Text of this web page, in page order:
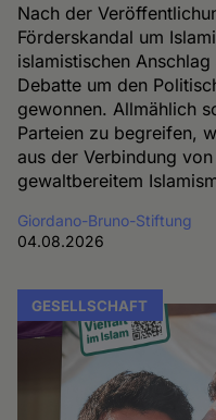
Nach der
Förderskandal um
islamistischen
Debatte um den
gewonnen. Allmählich
Parteien zu begreifen,
aus der Verbindung
gewaltbereitem
Giordano-Bruno-Stiftung
04.08.2026
GESELLSCHAFT